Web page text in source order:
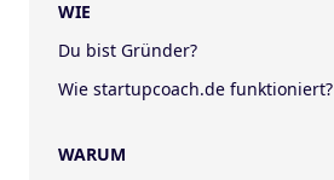
WIE
Du bist Gründer?
Wie startupcoach.de funktioniert?
WARUM